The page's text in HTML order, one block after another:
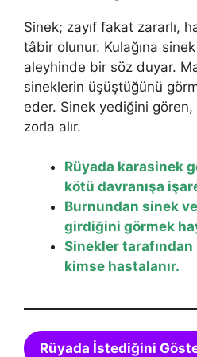
Sinek; zayıf fakat zararlı,
tâbir olunur. Kulağına
aleyhinde bir söz duyar.
sineklerin üşüştüğünü
eder. Sinek yediğini gören,
zorla alır.
Rüyada karasinek
kötü davranışa
Burnundan sinek
girdiğini görmek
Sinekler tarafından
kimse hastalanır.
Rüyada İstediğini